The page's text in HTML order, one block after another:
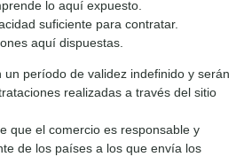
lo aquí expuesto.
suficiente para contratar.
aquí dispuestas.
un período de validez indefinido y serán
realizadas a través del sitio
que el comercio es responsable y
de los países a los que envía los